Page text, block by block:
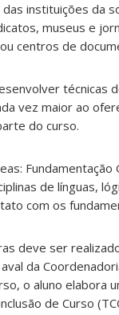
instituições da
museus e
centros de
técnicas
vez maior ao
do curso.
de línguas,
com os
deve ser
da
o aluno elabora
de Curso